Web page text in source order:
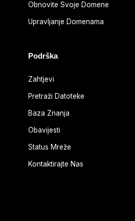
Obnovite Svoje Domene
Upravljanje Domenama
Podrška
Zahtjevi
Pretraži Datoteke
Baza Znanja
Obavijesti
Status Mreže
Kontaktirajte Nas